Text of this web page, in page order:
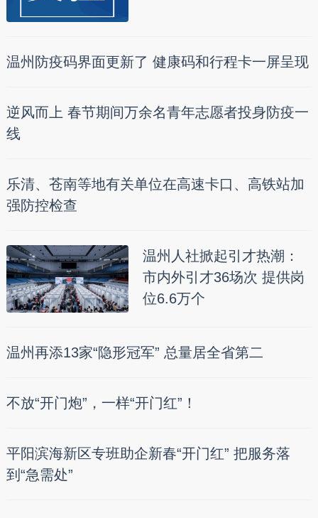
温州防疫码界面更新了 健康码和行程卡一屏呈现
逆风而上 春节期间万余名青年志愿者投身防疫一
线
乐清、苍南等地有关单位在高速卡口、高铁站加
强防控检查
温州人社掀起引才热潮：
市内外引才36场次 提供岗
位6.6万个
温州再添13家“隐形冠军” 总量居全省第二
不放“开门炮”，一样“开门红”！
平阳滨海新区专班助企新春“开门红” 把服务落
到“急需处”